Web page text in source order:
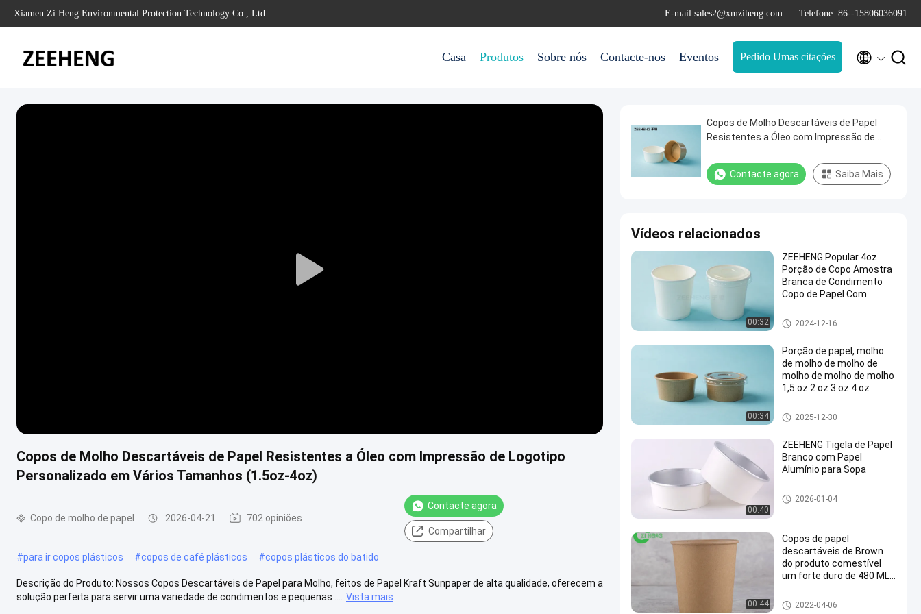
Xiamen Zi Heng Environmental Protection Technology Co., Ltd. E-mail sales2@xmziheng.com Telefone: 86--15806036091
Casa Produtos Sobre nós Contacte-nos Eventos Pedido Umas citações  
Play
Copos de Molho Descartáveis de Papel Resistentes a Óleo com Impressão de Logotipo
Personalizado em Vários Tamanhos (1.5oz-4oz)
Copo de molho de papel 2026-04-21 702 opiniões
Contacte agora
Compartilhar
#para ir copos plásticos #copos de café plásticos #copos plásticos do batido
Descrição do Produto: Nossos Copos Descartáveis de Papel para Molho, feitos de Papel Kraft Sunpaper de alta qualidade, oferecem a
solução perfeita para servir uma variedade de condimentos e pequenas ....
Vista mais
Copos de Molho Descartáveis de Papel
Resistentes a Óleo com Impressão de
Tamanhos (1.5oz-4oz)
Contacte agora Saiba Mais
Vídeos relacionados
00:32
ZEEHENG Popular 4oz
Porção de Copo Amostra
Branca de Condimento
Copo de Papel Com
copos de café de papel
2024-12-16
00:34
Porção de papel, molho
de molho de molho de
molho de molho de molho
1,5 oz 2 oz 3 oz 4 oz
Copo de molho de papel
2025-12-30
00:40
ZEEHENG Tigela de Papel
Branco com Papel
Alumínio para Sopa
Bacia de papel de folha de alu
mínio
2026-01-04
00:44
Copos de papel
descartáveis de Brown
do produto comestível
um forte duro de 480 ML
Copos da sopa de Kraft
2022-04-06